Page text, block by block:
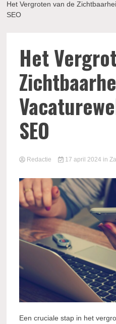
Het Vergroten van de
SEO
Het
SEO
Redactie 17 april 2024 in
Een cruciale stap in het